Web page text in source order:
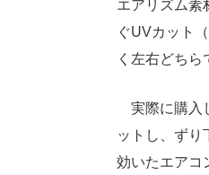
エアリズム素
ぐUVカット
く左右どち
実際に購入
ットし、ずり
効いたエアコ